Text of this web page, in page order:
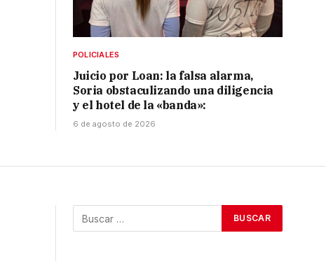
POLICIALES
Juicio por Loan: la falsa alarma,
Soria obstaculizando una diligencia
y el hotel de la «banda»:
6 de agosto de 2026